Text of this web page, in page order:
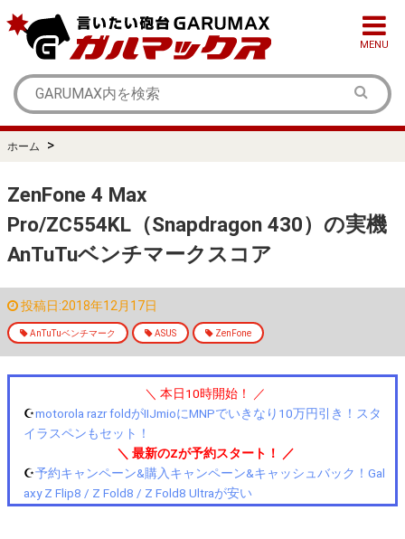
MENU
ホーム >
ZenFone 4 Max
Pro/ZC554KL（Snapdragon 430）の実機
AnTuTuベンチマークスコア
投稿日:2018年12月17日
AnTuTuベンチマーク ASUS ZenFone
＼ 本日10時開始！ ／
☪️motorola razr foldがIIJmioにMNPでいきなり10万円引き！スタ
イラスペンもセット！
＼ 最新のZが予約スタート！ ／
☪️予約キャンペーン&購入キャンペーン&キャッシュバック！Gal
axy Z Flip8 / Z Fold8 / Z Fold8 Ultraが安い